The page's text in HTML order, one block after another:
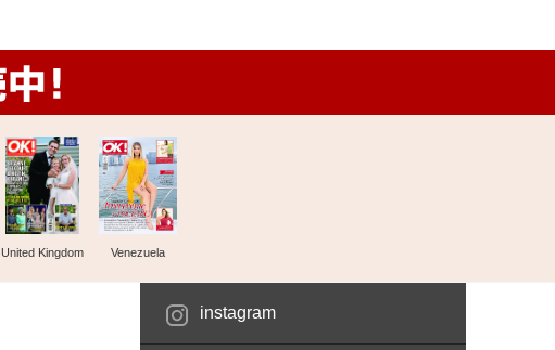
United Kingdom Venezuela
instagram